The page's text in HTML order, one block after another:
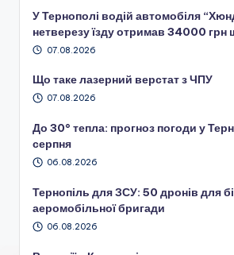
У Тернополі водій автомобіля
нетверезу їзду отримав 34000 грн
07.08.2026
Що таке лазерний верстат з ЧПУ
07.08.2026
До 30° тепла: прогноз погоди у
серпня
06.08.2026
Тернопіль для ЗСУ: 50 дронів для
аеромобільної бригади
06.08.2026